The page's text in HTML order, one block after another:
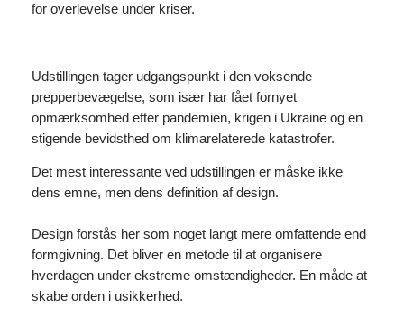
for overlevelse under kriser.
Udstillingen tager udgangspunkt i den voksende
prepperbevægelse, som især har fået fornyet
opmærksomhed efter pandemien, krigen i Ukraine og en
stigende bevidsthed om klimarelaterede katastrofer.
Det mest interessante ved udstillingen er måske ikke
dens emne, men dens definition af design.
Design forstås her som noget langt mere omfattende end
formgivning. Det bliver en metode til at organisere
hverdagen under ekstreme omstændigheder. En måde at
skabe orden i usikkerhed.